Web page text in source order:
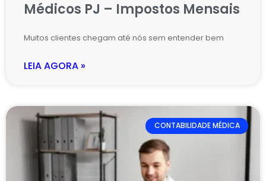
Médicos PJ – Impostos Mensais
Muitos clientes chegam até nós sem entender bem
LEIA AGORA »
CONTABILIDADE MÉDICA